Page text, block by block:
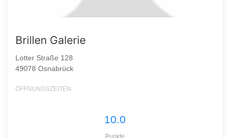
Brillen Galerie
Lotter Straße 128
49078 Osnabrück
ÖFFNUNGSZEITEN
10.0